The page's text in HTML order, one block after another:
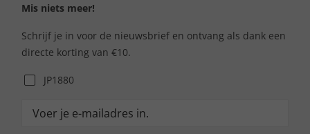
Mis niets meer!
Schrijf je in voor de nieuwsbrief en ontvang als dank een
directe korting van €10.
JP1880